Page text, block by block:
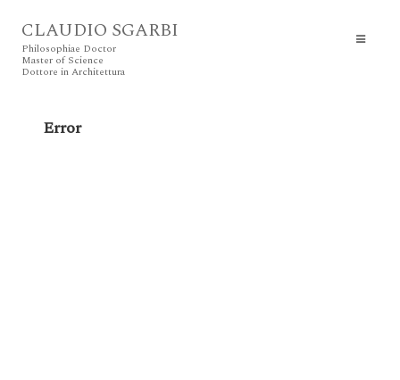
CLAUDIO SGARBI
Philosophiae Doctor
Master of Science
Dottore in Architettura
Error